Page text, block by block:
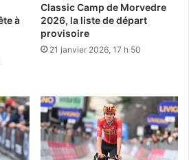
à
Classic Camp de Morvedre
2026, la liste de départ
provisoire
21 janvier 2026, 17 h 50